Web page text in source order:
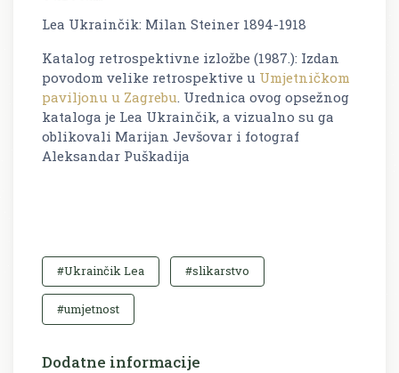
Lea Ukrainčik: Milan Steiner 1894-1918
Katalog retrospektivne izložbe (1987.): Izdan
povodom velike retrospektive u Umjetničkom
paviljonu u Zagrebu . Urednica ovog opsežnog
kataloga je Lea Ukrainčik, a vizualno su ga
oblikovali Marijan Jevšovar i fotograf
Aleksandar Puškadija
#Ukrainčik Lea #slikarstvo
#umjetnost
Dodatne informacije